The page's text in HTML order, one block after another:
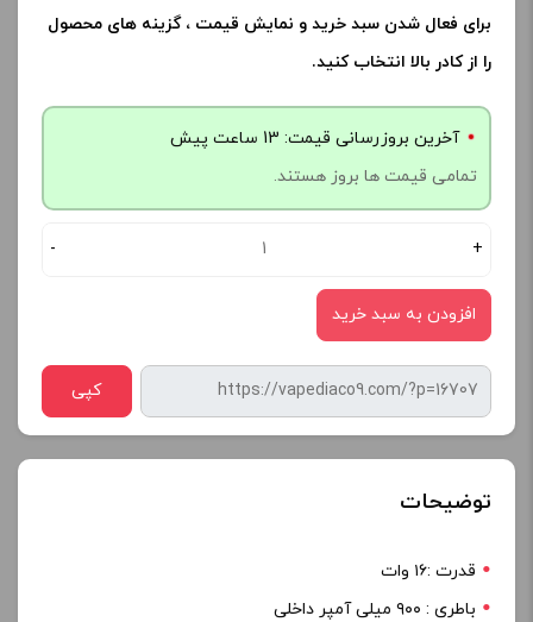
برای فعال شدن سبد خرید و نمایش قیمت ، گزینه های محصول
را از کادر بالا انتخاب کنید.
آخرین بروزرسانی قیمت: 13 ساعت پیش
تمامی قیمت ها بروز هستند.
- +
افزودن به سبد خرید
کپی
توضیحات
قدرت :۱۶ وات
باطری : ۹۰۰ میلی آمپر داخلی